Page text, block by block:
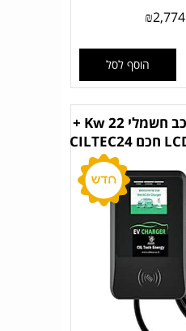
₪2,774
הוסף לסל
עמדת טעינה לרכב חשמלי 22 Kw +